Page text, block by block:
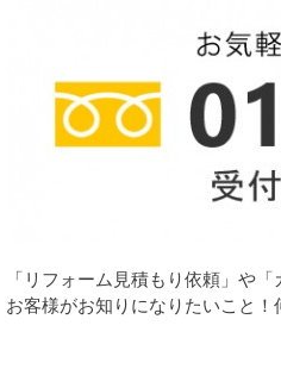
「リフォーム見積もり依頼」や
お客様がお知りになりたいこと！